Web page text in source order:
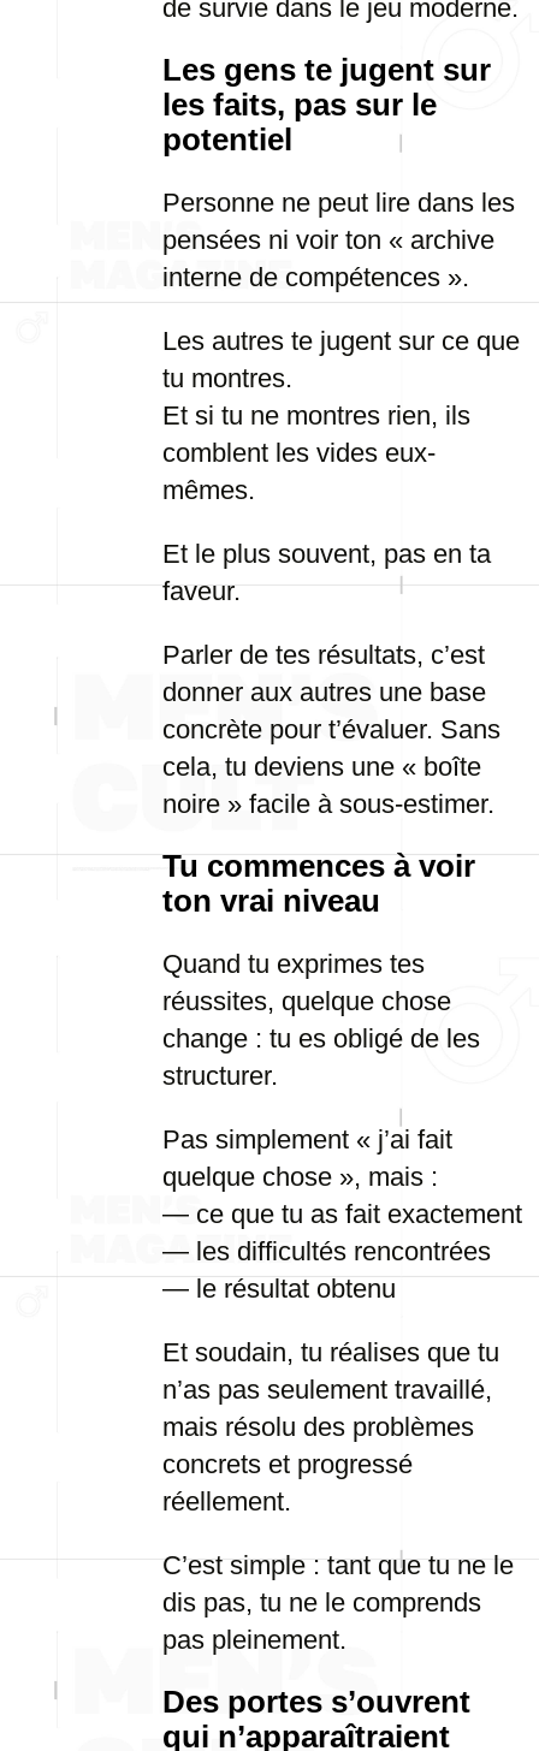
de survie dans le jeu moderne.
Les gens te jugent sur
les faits, pas sur le
potentiel
Personne ne peut lire dans les
pensées ni voir ton « archive
interne de compétences ».
Les autres te jugent sur ce que
tu montres.
Et si tu ne montres rien, ils
comblent les vides eux-
mêmes.
Et le plus souvent, pas en ta
faveur.
Parler de tes résultats, c’est
donner aux autres une base
concrète pour t’évaluer. Sans
cela, tu deviens une « boîte
noire » facile à sous-estimer.
Tu commences à voir
ton vrai niveau
Quand tu exprimes tes
réussites, quelque chose
change : tu es obligé de les
structurer.
Pas simplement « j’ai fait
quelque chose », mais :
— ce que tu as fait exactement
— les difficultés rencontrées
— le résultat obtenu
Et soudain, tu réalises que tu
n’as pas seulement travaillé,
mais résolu des problèmes
concrets et progressé
réellement.
C’est simple : tant que tu ne le
dis pas, tu ne le comprends
pas pleinement.
Des portes s’ouvrent
qui n’apparaîtraient